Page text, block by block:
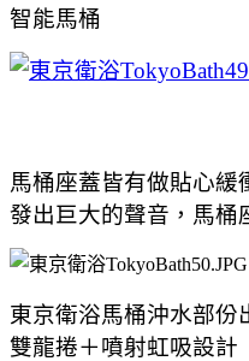
智能馬桶
馬桶座蓋皆有做貼心緩
發出巨大的聲音，馬桶
東京衛浴馬桶沖水部份
雙龍捲＋噴射虹吸設計